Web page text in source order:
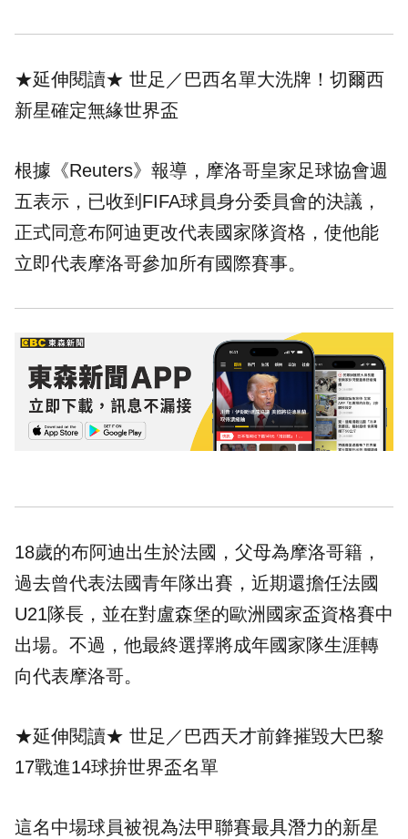
★延伸閱讀★ 世足／巴西名單大洗牌！切爾西
新星確定無緣世界盃
根據《Reuters》報導，摩洛哥皇家足球協會週
五表示，已收到FIFA球員身分委員會的決議，
正式同意布阿迪更改代表國家隊資格，使他能
立即代表摩洛哥參加所有國際賽事。
18歲的布阿迪出生於法國，父母為摩洛哥籍，
過去曾代表法國青年隊出賽，近期還擔任法國
U21隊長，並在對盧森堡的歐洲國家盃資格賽中
出場。不過，他最終選擇將成年國家隊生涯轉
向代表摩洛哥。
★延伸閱讀★ 世足／巴西天才前鋒摧毀大巴黎
17戰進14球拚世界盃名單
這名中場球員被視為法甲聯賽最具潛力的新星